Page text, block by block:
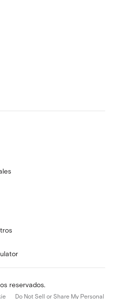
reservados.
Do Not Sell or Share My Personal